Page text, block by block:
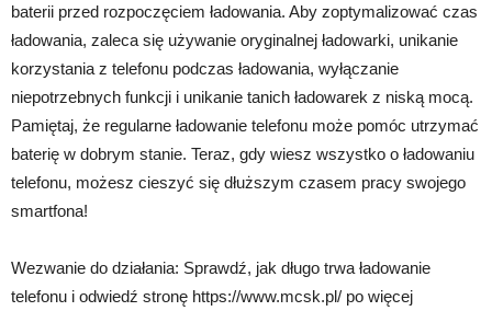
baterii przed rozpoczęciem ładowania. Aby zoptymalizować czas
ładowania, zaleca się używanie oryginalnej ładowarki, unikanie
korzystania z telefonu podczas ładowania, wyłączanie
niepotrzebnych funkcji i unikanie tanich ładowarek z niską mocą.
Pamiętaj, że regularne ładowanie telefonu może pomóc utrzymać
baterię w dobrym stanie. Teraz, gdy wiesz wszystko o ładowaniu
telefonu, możesz cieszyć się dłuższym czasem pracy swojego
smartfona!
Wezwanie do działania: Sprawdź, jak długo trwa ładowanie
telefonu i odwiedź stronę https://www.mcsk.pl/ po więcej